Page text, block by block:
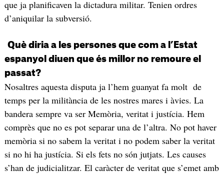
que ja planificaven la dictadura militar. Tenien ordres
d’aniquilar la subversió.
Què diria a les persones que com a l’Estat
espanyol diuen que és millor no remoure el
passat?
Nosaltres aquesta disputa ja l’hem guanyat fa molt de
temps per la militància de les nostres mares i àvies. La
bandera sempre va ser Memòria, veritat i justícia. Hem
comprès que no es pot separar una de l’altra. No pot haver
memòria si no sabem la veritat i no podem saber la veritat
si no hi ha justícia. Si els fets no són jutjats. Les causes
s’han de judicialitzar. El caràcter de veritat que s’emet amb